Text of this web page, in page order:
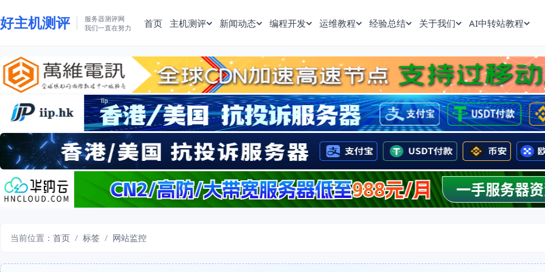
好主机测评
服务器测评网
我们一直在努力
首页 主机测评 新闻动态 编程开发 运维教程 经验总结 关于我们 AI中转站教程
当前位置： 首页 / 标签 / 网站监控